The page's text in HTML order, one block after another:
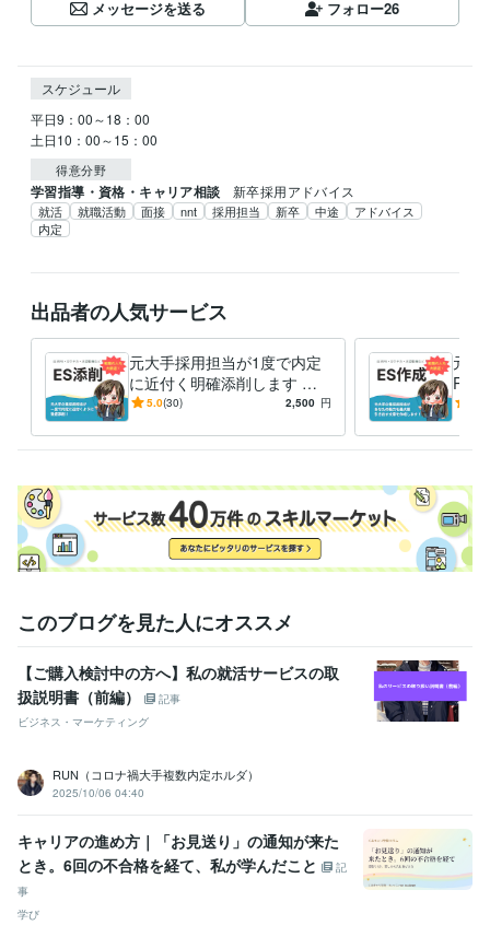
メッセージを送る
フォロー26
スケジュール
平日9：00～18：00
土日10：00～15：00
得意分野
学習指導・資格・キャリア相談 新卒採用アドバイス
就活 就職活動 面接 nnt 採用担当 新卒 中途
アドバイス
内定
出品者の人気サービス
元大手採用担当が1度で内定
に近付く明確添削します 誰
よりも分かり易いES・自己P
削！
5.0(30) 2,500 円
元大
R・
手採
このブログを見た人にオススメ
【ご購入検討中の方へ】私の就活サービスの取
扱説明書（前編）
記事
ビジネス・マーケティング
RUN（コロナ禍大手複数内定ホルダ）
2025/10/06 04:40
キャリアの進め方｜「お見送り」の通知が来た
とき。6回の不合格を経て、私が学んだこと
記
事
学び